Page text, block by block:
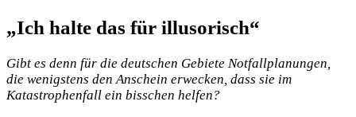
„Ich halte das für illusorisch“
Gibt es denn für die deutschen Gebiete Notfallplanungen,
die wenigstens den Anschein erwecken, dass sie im
Katastrophenfall ein bisschen helfen?